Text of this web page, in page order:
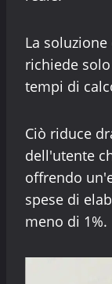
La
richiede
tempi di
Ciò riduce
dell'utente
offrendo
spese di
meno di 1%.